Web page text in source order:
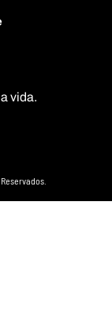
vida.